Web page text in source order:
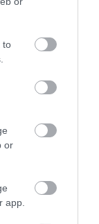
to
or
app.